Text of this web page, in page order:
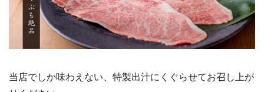
当店でしか味わえない、特製出汁にくぐらせてお召し上が